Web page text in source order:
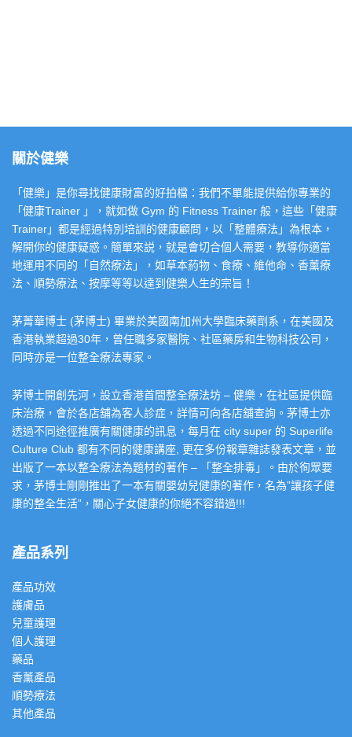
關於健樂
「健樂」是你尋找健康財富的好拍檔：我們不單能提供給你專業的
「健康Trainer 」，就如做 Gym 的 Fitness Trainer 般，這些「健康
Trainer」都是經過特別培訓的健康顧問，以「整體療法」為根本，
解開你的健康疑惑。簡單來説，就是會切合個人需要，教導你適當
地運用不同的「自然療法」，如草本葯物、食療、維他命、香薰療
法、順勢療法、按摩等等以達到健樂人生的宗旨！
茅菁華博士 (茅博士) 畢業於美國南加州大學臨床藥劑系，在美國及
香港執業超過30年，曾任職多家醫院、社區藥房和生物科技公司，
同時亦是一位整全療法專家。
茅博士開創先河，設立香港首間整全療法坊 – 健樂，在社區提供臨
床治療，會於各店舖為客人診症，詳情可向各店舖查詢。茅博士亦
透過不同途徑推廣有關健康的訊息，每月在 city super 的 Superlife
Culture Club 都有不同的健康講座, 更在多份報章雜誌發表文章，並
出版了一本以整全療法為題材的著作 – 「整全排毒」。由於徇眾要
求，茅博士剛剛推出了一本有關嬰幼兒健康的著作，名為”讓孩子健
康的整全生活”，關心子女健康的你絕不容錯過!!!
產品系列
產品功效
護膚品
兒童護理
個人護理
藥品
香薰產品
順勢療法
其他產品